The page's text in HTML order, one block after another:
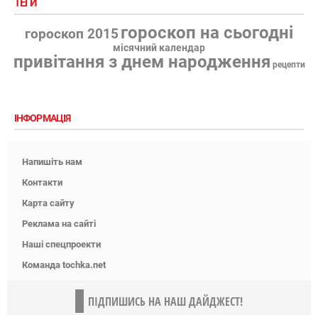
ТЕГИ
гороскоп 2015 гороскоп на сьогодні
місячний календар
привітання з днем народження рецепти
ІНФОРМАЦІЯ
Напишіть нам
Контакти
Карта сайту
Реклама на сайті
Наші спецпроекти
Команда tochka.net
ПІДПИШИСЬ НА НАШ ДАЙДЖЕСТ!